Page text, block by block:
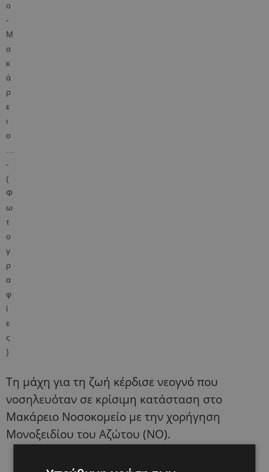
Τη μάχη για τη ζωή κέρδισε νεογνό που
νοσηλευόταν σε κρίσιμη κατάσταση στο
Μακάρειο Νοσοκομείο με την χορήγηση
Μονοξειδίου του Αζώτου (ΝΟ).